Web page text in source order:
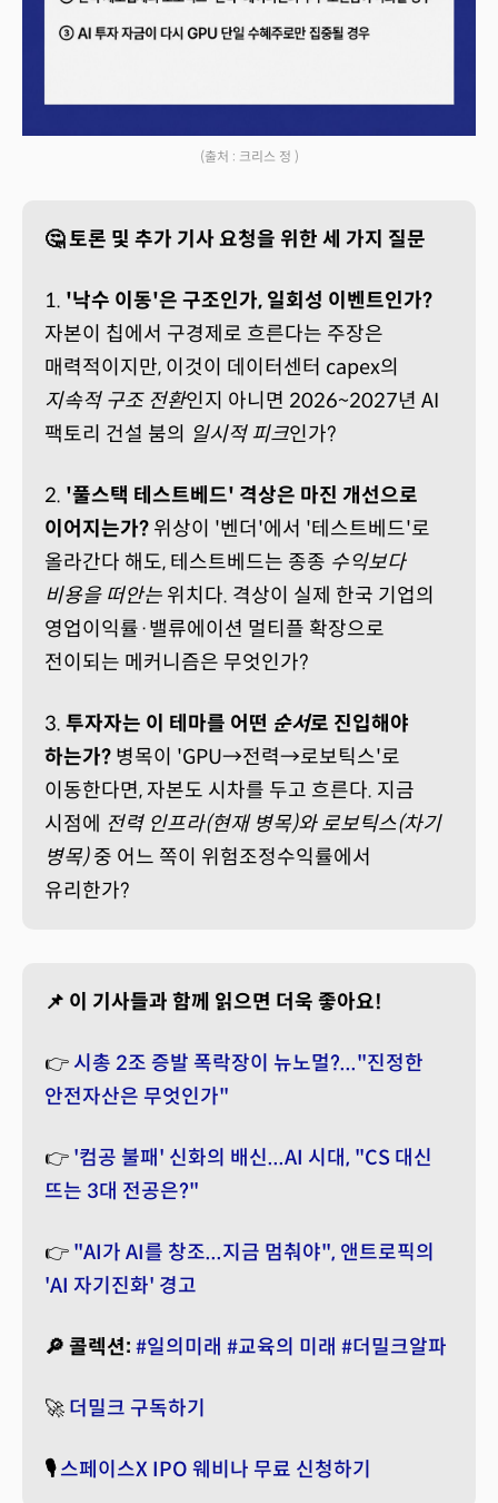
(출처 : 크리스 정 )
🤔 토론 및 추가 기사 요청을 위한 세 가지 질문
1. '낙수 이동'은 구조인가, 일회성 이벤트인가?
자본이 칩에서 구경제로 흐른다는 주장은
매력적이지만, 이것이 데이터센터 capex의
지속적 구조 전환인지 아니면 2026~2027년 AI
팩토리 건설 붐의 일시적 피크인가?
2. '풀스택 테스트베드' 격상은 마진 개선으로
이어지는가? 위상이 '벤더'에서 '테스트베드'로
올라간다 해도, 테스트베드는 종종 수익보다
비용을 떠안는 위치다. 격상이 실제 한국 기업의
영업이익률·밸류에이션 멀티플 확장으로
전이되는 메커니즘은 무엇인가?
3. 투자자는 이 테마를 어떤 순서로 진입해야
하는가? 병목이 'GPU→전력→로보틱스'로
이동한다면, 자본도 시차를 두고 흐른다. 지금
시점에 전력 인프라(현재 병목)와 로보틱스(차기
병목)중 어느 쪽이 위험조정수익률에서
유리한가?
📌 이 기사들과 함께 읽으면 더욱 좋아요!
👉 시총 2조 증발 폭락장이 뉴노멀?..."진정한
안전자산은 무엇인가"
👉 '컴공 불패' 신화의 배신...AI 시대, "CS 대신
뜨는 3대 전공은?"
👉 "AI가 AI를 창조...지금 멈춰야", 앤트로픽의
'AI 자기진화' 경고
🔎 콜렉션: #일의미래 #교육의 미래 #더밀크알파
🚀 더밀크 구독하기
🎙️스페이스X IPO 웨비나 무료 신청하기